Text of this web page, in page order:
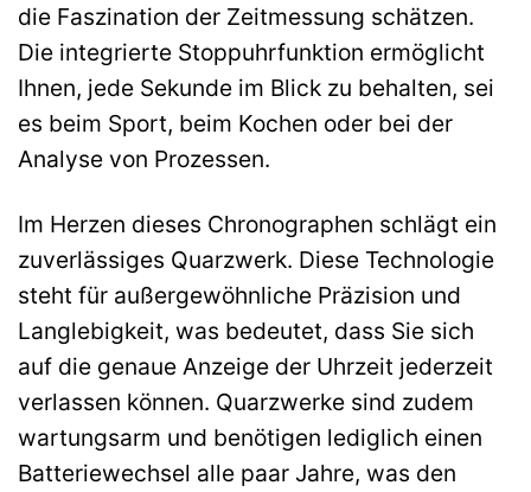
die Faszination der Zeitmessung schätzen.
Die integrierte Stoppuhrfunktion ermöglicht
Ihnen, jede Sekunde im Blick zu behalten, sei
es beim Sport, beim Kochen oder bei der
Analyse von Prozessen.
Im Herzen dieses Chronographen schlägt ein
zuverlässiges Quarzwerk. Diese Technologie
steht für außergewöhnliche Präzision und
Langlebigkeit, was bedeutet, dass Sie sich
auf die genaue Anzeige der Uhrzeit jederzeit
verlassen können. Quarzwerke sind zudem
wartungsarm und benötigen lediglich einen
Batteriewechsel alle paar Jahre, was den